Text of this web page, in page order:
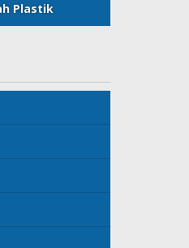
Plastik